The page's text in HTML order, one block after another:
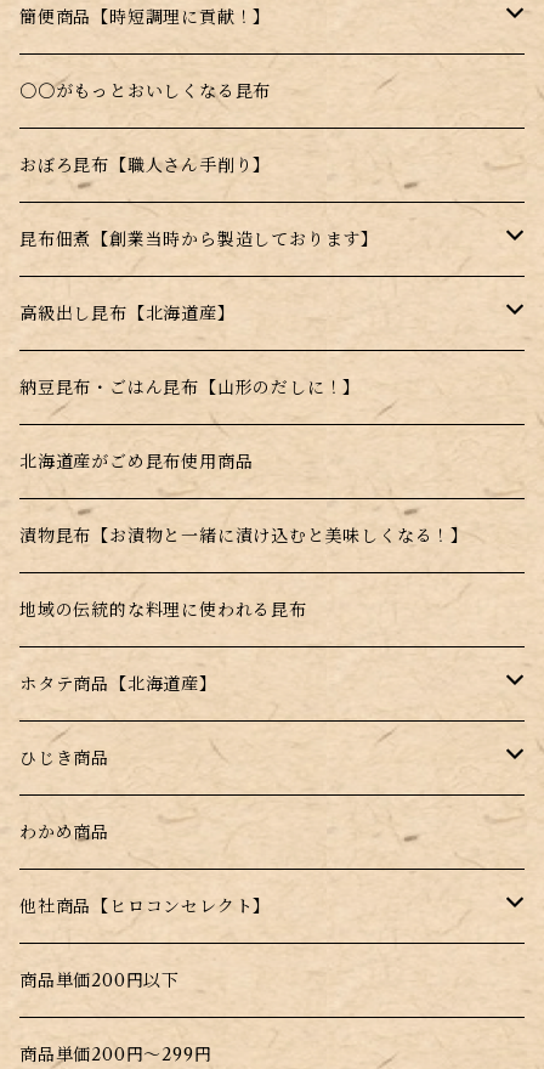
乾燥とろろ昆布
簡便商品【時短調理に貢献！】
料理に入れるだけで昆布本来の味を楽しめる！
お湯を注ぐだけのスープの素
電子レンジで簡単調理！
水戻し不要！料理にそのまま投入！
〇〇がもっとおいしくなる昆布
おぼろ昆布【職人さん手削り】
昆布佃煮【創業当時から製造しております】
ごま昆布
とんがらし昆布
高級出し昆布【北海道産】
羅臼昆布
利尻昆布
真昆布
根昆布
納豆昆布・ごはん昆布【山形のだしに！】
北海道産がごめ昆布使用商品
漬物昆布【お漬物と一緒に漬け込むと美味しくなる！】
地域の伝統的な料理に使われる昆布
ホタテ商品【北海道産】
干し帆立貝柱【北海道産】
薄焼きせんべい【昆布＋帆立】
ひじき商品
塩ふきひじき【塩昆布だけじゃない！】
水戻し不要！料理にそのまま入れるだけ！
わかめ商品
他社商品【ヒロコンセレクト】
北海道根こんぶだし
大間生まれのこんぶだし
商品単価200円以下
商品単価200円～299円